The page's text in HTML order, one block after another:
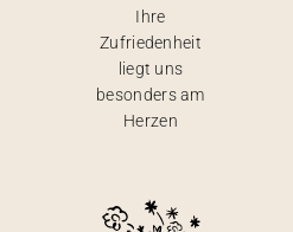
Ihre
Zufriedenheit
liegt uns
besonders am
Herzen